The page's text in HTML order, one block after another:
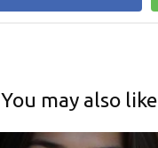
You may also like